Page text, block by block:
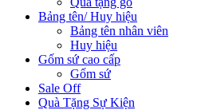
Bảng tên/ Huy hiệu
Bảng tên nhân viên
Huy hiệu
Gốm sứ cao cấp
Gốm sứ
Sale Off
Quà Tặng Sự Kiện